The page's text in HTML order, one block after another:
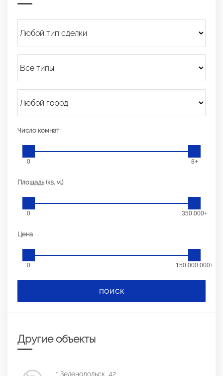
Число комнат
0 8+
Площадь (кв. м.)
0 350 000+
Цена
0 150 000 000+
ПОИСК
Другие объекты
г Зеленодольск, 42